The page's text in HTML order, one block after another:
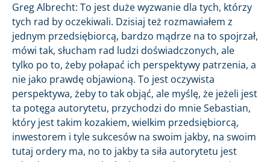
Greg Albrecht: To jest duże wyzwanie dla tych, którzy
tych rad by oczekiwali. Dzisiaj też rozmawiałem z
jednym przedsiębiorcą, bardzo mądrze na to spojrzał,
mówi tak, słucham rad ludzi doświadczonych, ale
tylko po to, żeby połapać ich perspektywy patrzenia, a
nie jako prawdę objawioną. To jest oczywista
perspektywa, żeby to tak objąć, ale myślę, że jeżeli jest
ta potęga autorytetu, przychodzi do mnie Sebastian,
który jest takim kozakiem, wielkim przedsiębiorcą,
inwestorem i tyle sukcesów na swoim jakby, na swoim
tutaj ordery ma, no to jakby ta siła autorytetu jest